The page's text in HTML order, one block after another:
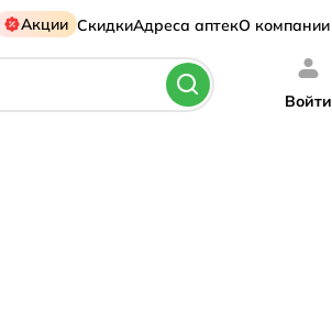
Акции СкидкиАдреса аптекО компании
Войти